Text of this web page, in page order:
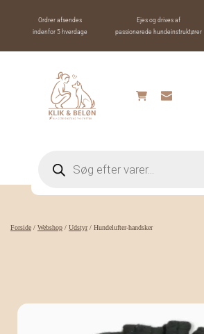
Ordrer afsendes
indenfor 5 hverdage
Ejes og drives af
passionerede hundeinstruktører
search
Forside / Webshop / Udstyr/ Hundelufter-handsker